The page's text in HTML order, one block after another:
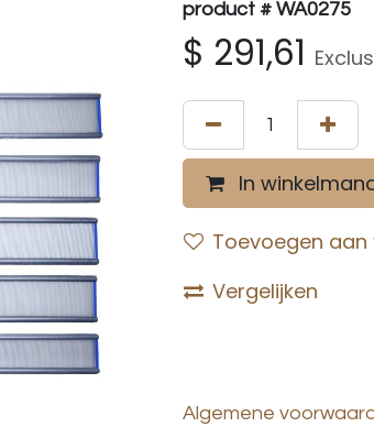
product # WA0275
$ 291,61
In
Toevoegen
Vergelijken
Algemene